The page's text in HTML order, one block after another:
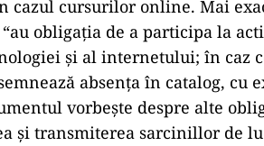
cazul cursurilor online. Mai
obligația de a participa la
și al internetului; în caz
absența în catalog,
vorbește despre alte
și transmiterea sarcinillor de